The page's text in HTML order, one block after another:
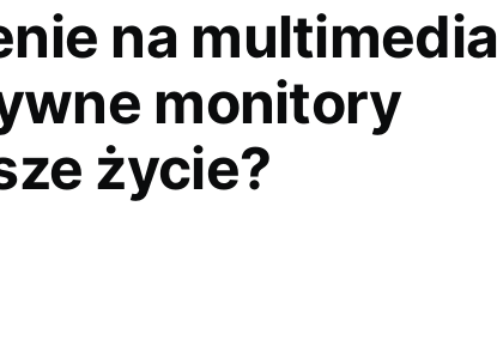
na multimedia
monitory
życie?